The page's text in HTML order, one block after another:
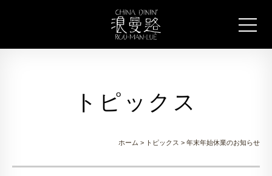
トピックス
ホーム > トピックス > 年末年始休業のお知らせ